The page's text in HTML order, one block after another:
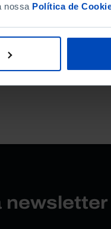
nossa Política de